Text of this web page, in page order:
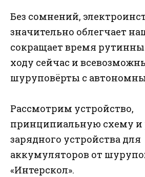
Без сомнений,
значительно облегчает
сокращает время
ходу сейчас и
шуруповёрты с
Рассмотрим устройство,
принципиальную схему и
зарядного устройства для
аккумуляторов от
«Интерскол».